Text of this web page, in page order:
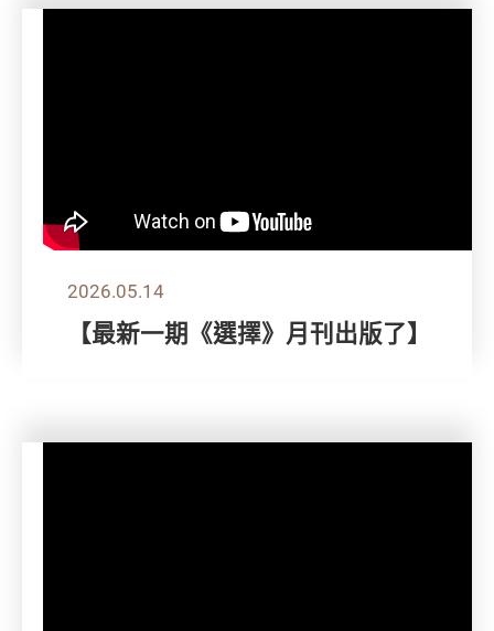
2026.05.14
【最新一期《選擇》月刊出版了】